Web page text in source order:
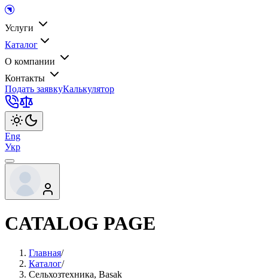
Услуги
Каталог
О компании
Контакты
Подать заявкуКалькулятор
Eng
Укр
CATALOG PAGE
Главная/
Каталог/
Сельхозтехника, Basak